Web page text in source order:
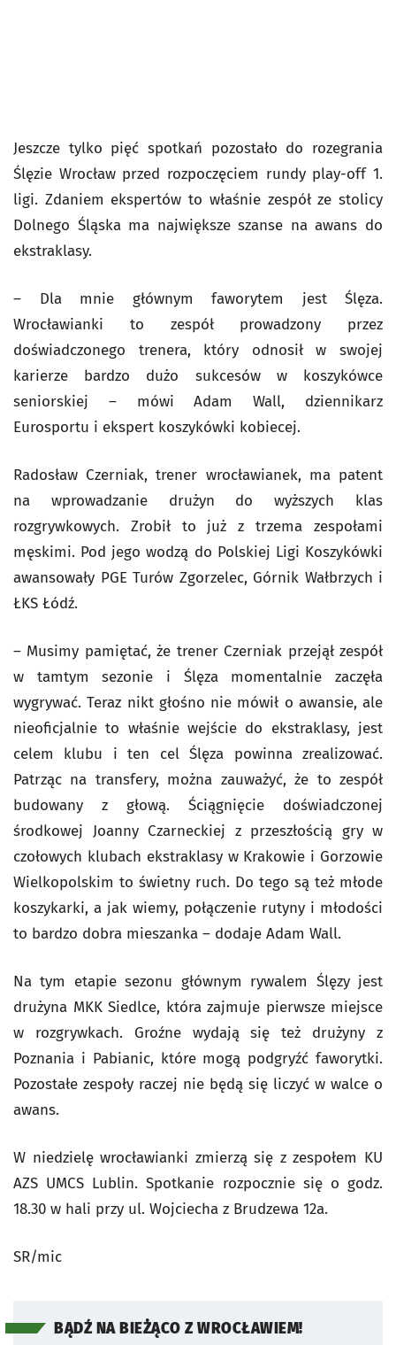
Jeszcze tylko pięć spotkań pozostało do rozegrania
Ślęzie Wrocław przed rozpoczęciem rundy play-off 1.
ligi. Zdaniem ekspertów to właśnie zespół ze stolicy
Dolnego Śląska ma największe szanse na awans do
ekstraklasy.
– Dla mnie głównym faworytem jest Ślęza.
Wrocławianki to zespół prowadzony przez
doświadczonego trenera, który odnosił w swojej
karierze bardzo dużo sukcesów w koszykówce
seniorskiej – mówi Adam Wall, dziennikarz
Eurosportu i ekspert koszykówki kobiecej.
Radosław Czerniak, trener wrocławianek, ma patent
na wprowadzanie drużyn do wyższych klas
rozgrywkowych. Zrobił to już z trzema zespołami
męskimi. Pod jego wodzą do Polskiej Ligi Koszykówki
awansowały PGE Turów Zgorzelec, Górnik Wałbrzych i
ŁKS Łódź.
– Musimy pamiętać, że trener Czerniak przejął zespół
w tamtym sezonie i Ślęza momentalnie zaczęła
wygrywać. Teraz nikt głośno nie mówił o awansie, ale
nieoficjalnie to właśnie wejście do ekstraklasy, jest
celem klubu i ten cel Ślęza powinna zrealizować.
Patrząc na transfery, można zauważyć, że to zespół
budowany z głową. Ściągnięcie doświadczonej
środkowej Joanny Czarneckiej z przeszłością gry w
czołowych klubach ekstraklasy w Krakowie i Gorzowie
Wielkopolskim to świetny ruch. Do tego są też młode
koszykarki, a jak wiemy, połączenie rutyny i młodości
to bardzo dobra mieszanka – dodaje Adam Wall.
Na tym etapie sezonu głównym rywalem Ślęzy jest
drużyna MKK Siedlce, która zajmuje pierwsze miejsce
w rozgrywkach. Groźne wydają się też drużyny z
Poznania i Pabianic, które mogą podgryźć faworytki.
Pozostałe zespoły raczej nie będą się liczyć w walce o
awans.
W niedzielę wrocławianki zmierzą się z zespołem KU
AZS UMCS Lublin. Spotkanie rozpocznie się o godz.
18.30 w hali przy ul. Wojciecha z Brudzewa 12a.
SR/mic
BĄDŹ NA BIEŻĄCO Z WROCŁAWIEM!